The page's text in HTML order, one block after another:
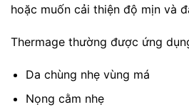
hoặc muốn cải thiện độ mịn và
Thermage thường được ứng
Da chùng nhẹ vùng má
Nọng cằm nhẹ